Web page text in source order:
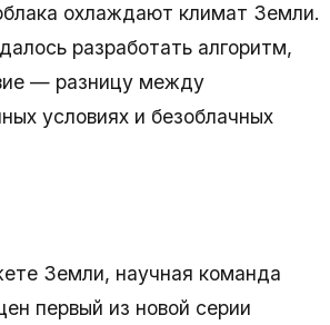
охлаждают климат Земли.
разработать алгоритм,
— разницу между
условиях и безоблачных
Земли, научная команда
первый из новой серии